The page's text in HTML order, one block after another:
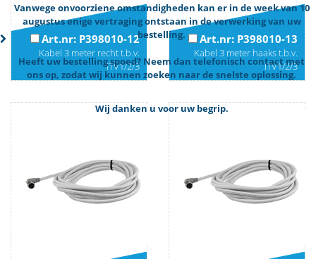
Vanwege onvoorziene omstandigheden kan er in de week van 10
augustus enige vertraging ontstaan in de verwerking van uw
bestelling.
Heeft uw bestelling spoed? Neem dan telefonisch contact met
ons op, zodat wij kunnen zoeken naar de snelste oplossing.
Wij danken u voor uw begrip.
Art.nr: P398010-12
Kabel 3 meter recht t.b.v.
ITV1/2/3
Art.nr: P398010-13
Kabel 3 meter haaks t.b.v.
ITV1/2/3